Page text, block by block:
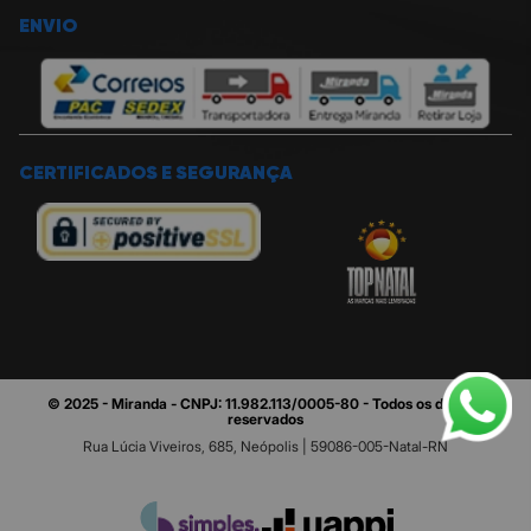
ENVIO
CERTIFICADOS E SEGURANÇA
© 2025 - Miranda - CNPJ: 11.982.113/0005-80 - Todos os direitos
reservados
Rua Lúcia Viveiros, 685, Neópolis | 59086-005-Natal-RN